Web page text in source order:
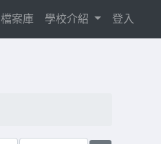
檔案庫 學校介紹 登入